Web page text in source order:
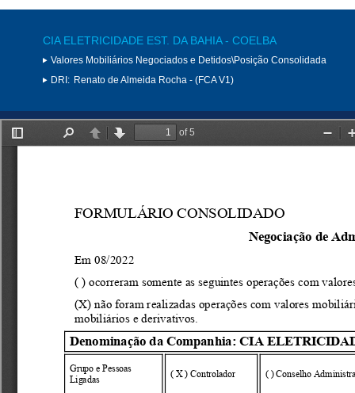
CIA ELETRICIDADE EST. DA BAHIA - COELBA
Valores Mobiliários Negociados e Detidos\Posição Consolidada
DRI: Renato de Almeida Rocha - (FCA V1)